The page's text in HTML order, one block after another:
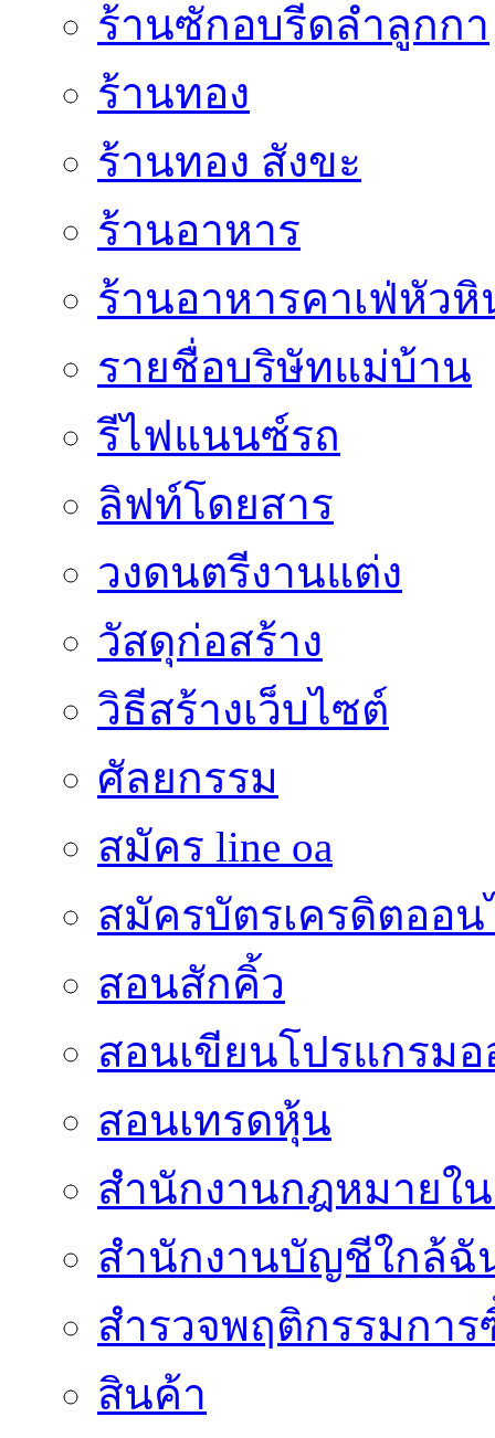
ร้านซักอบรีดลำลูกกา
ร้านทอง
ร้านทอง สังขะ
ร้านอาหาร
ร้านอาหารคาเฟ่หัวหิ
รายชื่อบริษัทแม่บ้าน
รีไฟแนนซ์รถ
ลิฟท์โดยสาร
วงดนตรีงานแต่ง
วัสดุก่อสร้าง
วิธีสร้างเว็บไซต์
ศัลยกรรม
สมัคร line oa
สมัครบัตรเครดิตออ
สอนสักคิ้ว
สอนเขียนโปรแกรม
สอนเทรดหุ้น
สำนักงานกฎหมายใ
สำนักงานบัญชีใกล้ฉั
สำรวจพฤติกรรมการ
สินค้า